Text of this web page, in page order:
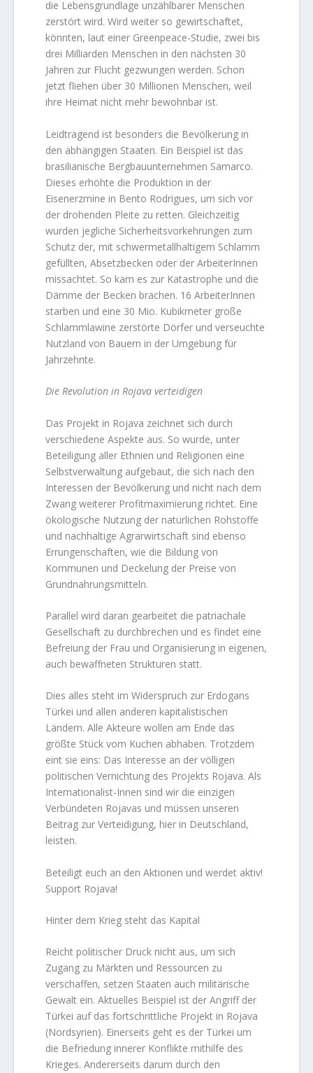
die Lebensgrundlage unzählbarer Menschen
zerstört wird. Wird weiter so gewirtschaftet,
könnten, laut einer Greenpeace-Studie, zwei bis
drei Milliarden Menschen in den nächsten 30
Jahren zur Flucht gezwungen werden. Schon
jetzt fliehen über 30 Millionen Menschen, weil
ihre Heimat nicht mehr bewohnbar ist.
Leidtragend ist besonders die Bevölkerung in
den abhängigen Staaten. Ein Beispiel ist das
brasilianische Bergbauunternehmen Samarco.
Dieses erhöhte die Produktion in der
Eisenerzmine in Bento Rodrigues, um sich vor
der drohenden Pleite zu retten. Gleichzeitig
wurden jegliche Sicherheitsvorkehrungen zum
Schutz der, mit schwermetallhaltigem Schlamm
gefüllten, Absetzbecken oder der ArbeiterInnen
missachtet. So kam es zur Katastrophe und die
Dämme der Becken brachen. 16 ArbeiterInnen
starben und eine 30 Mio. Kubikmeter große
Schlammlawine zerstörte Dörfer und verseuchte
Nutzland von Bauern in der Umgebung für
Jahrzehnte.
Die Revolution in Rojava verteidigen
Das Projekt in Rojava zeichnet sich durch
verschiedene Aspekte aus. So wurde, unter
Beteiligung aller Ethnien und Religionen eine
Selbstverwaltung aufgebaut, die sich nach den
Interessen der Bevölkerung und nicht nach dem
Zwang weiterer Profitmaximierung richtet. Eine
ökologische Nutzung der natürlichen Rohstoffe
und nachhaltige Agrarwirtschaft sind ebenso
Errungenschaften, wie die Bildung von
Kommunen und Deckelung der Preise von
Grundnahrungsmitteln.
Parallel wird daran gearbeitet die patriachale
Gesellschaft zu durchbrechen und es findet eine
Befreiung der Frau und Organisierung in eigenen,
auch bewaffneten Strukturen statt.
Dies alles steht im Widerspruch zur Erdogans
Türkei und allen anderen kapitalistischen
Ländern. Alle Akteure wollen am Ende das
größte Stück vom Kuchen abhaben. Trotzdem
eint sie eins: Das Interesse an der völligen
politischen Vernichtung des Projekts Rojava. Als
Internationalist-Innen sind wir die einzigen
Verbündeten Rojavas und müssen unseren
Beitrag zur Verteidigung, hier in Deutschland,
leisten.
Beteiligt euch an den Aktionen und werdet aktiv!
Support Rojava!
Hinter dem Krieg steht das Kapital
Reicht politischer Druck nicht aus, um sich
Zugang zu Märkten und Ressourcen zu
verschaffen, setzen Staaten auch militärische
Gewalt ein. Aktuelles Beispiel ist der Angriff der
Türkei auf das fortschrittliche Projekt in Rojava
(Nordsyrien). Einerseits geht es der Türkei um
die Befriedung innerer Konflikte mithilfe des
Krieges. Andererseits darum durch den